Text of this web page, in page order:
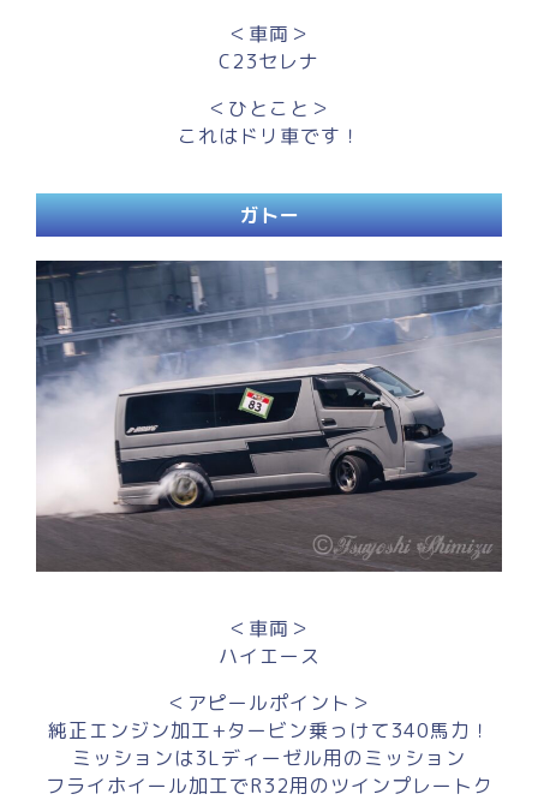
＜車両＞
C23セレナ
＜ひとこと＞
これはドリ車です！
ガトー
＜車両＞
ハイエース
＜アピールポイント＞
純正エンジン加工+タービン乗っけて340馬力！
ミッションは3Lディーゼル用のミッション
フライホイール加工でR32用のツインプレートク